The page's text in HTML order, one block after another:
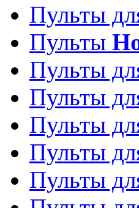
Пульты
Пульты
Пульты
Пульты
Пульты
Пульты
Пульты